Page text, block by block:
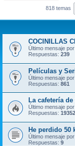
818 temas
COCINILLAS
Último mensaje por
Respuestas: 239
Películas y
Último mensaje por
Respuestas: 861
La cafetería
Último mensaje por
Respuestas: 19352
He perdido 50
Último mensaje por
Respuestas: 9